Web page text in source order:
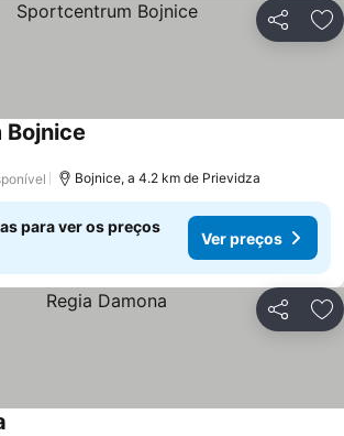
Partilhar
Bojnice, a 4.2 km de Prievidza
para ver os preços
Ver preços
Partilhar